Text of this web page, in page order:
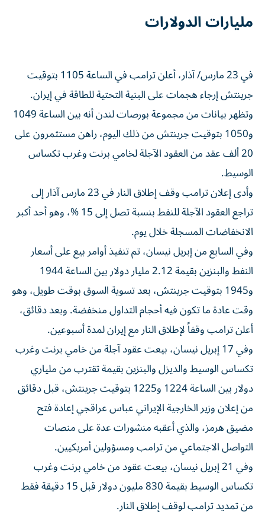
مليارات الدولارات
في 23 ‌مارس/ آذار، أعلن ترامب في ‌الساعة 1105 بتوقيت
جرينتش إرجاء هجمات على البنية التحتية للطاقة في إيران.
وتظهر بيانات من مجموعة ⁠بورصات لندن أنه بين الساعة 1049
و1050 بتوقيت جرينتش من ذلك اليوم، راهن مستثمرون على
20 ألف عقد من العقود الآجلة لخامي برنت وغرب تكساس
‌الوسيط.
وأدى إعلان ترامب وقف إطلاق النار في 23 مارس آذار إلى
تراجع العقود الآجلة للنفط بنسبة تصل إلى 15 %، وهو أحد أكبر
الانخفاضات المسجلة خلال يوم.
وفي السابع من إبريل نيسان، تم تنفيذ أوامر بيع على أسعار
النفط والبنزين بقيمة 2.12 مليار دولار بين الساعة 1944
و1945 بتوقيت جرينتش، بعد تسوية ⁠السوق بوقت طويل، وهو
وقت عادة ما تكون فيه أحجام التداول منخفضة. وبعد دقائق،
أعلن ترامب وقفاً لإطلاق النار مع إيران لمدة أسبوعين.
وفي 17 إبريل نيسان، بيعت عقود آجلة من ​خامي برنت وغرب
تكساس الوسيط والديزل والبنزين بقيمة تقترب من ملياري
دولار بين الساعة 1224 و1225 بتوقيت جرينتش، قبل دقائق
من إعلان وزير الخارجية الإيراني عباس عراقجي إعادة فتح
مضيق هرمز، والذي أعقبه منشورات عدة على منصات
التواصل الاجتماعي من ترامب ومسؤولين أمريكيين.
وفي 21 إبريل نيسان، بيعت عقود من خامي برنت وغرب
تكساس الوسيط بقيمة ⁠830 مليون دولار قبل 15 دقيقة فقط
من تمديد ترامب لوقف إطلاق النار.